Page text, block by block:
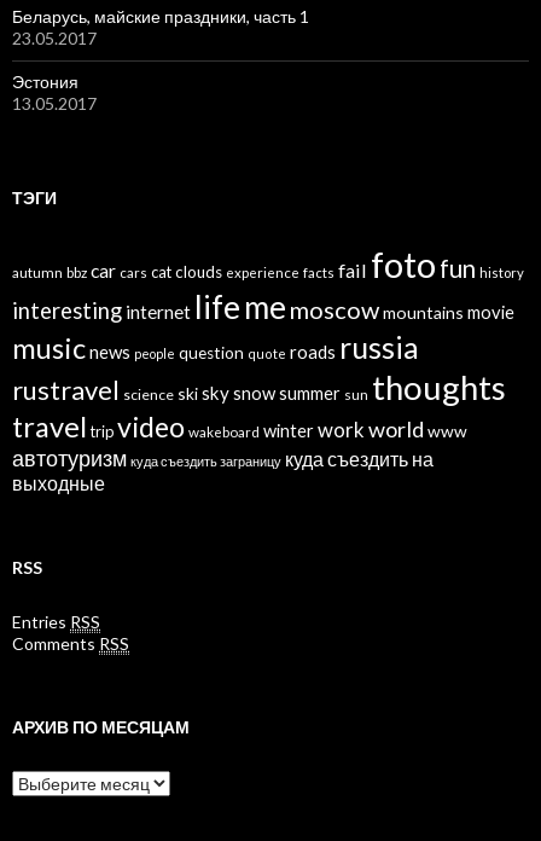
Беларусь, майские праздники, часть 1
23.05.2017
Эстония
13.05.2017
ТЭГИ
autumn bbz car cars catclouds experience facts fail foto fun history
interesting internet lifeme moscowmountains movie
musicnews people question quote roads russia
rustravel science skiskysnowsummer sun thoughts
travel tripvideo wakeboard winterwork world www
автотуризм куда съездить заграницу куда съездить на
выходные
RSS
Entries RSS
Comments RSS
АРХИВ ПО МЕСЯЦАМ
Архив
по